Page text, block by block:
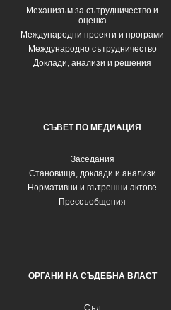
Механизъм за сътрудничество и
оценка
Международни проекти и програми
Международно сътрудничество
Доклади, анализи и решения
СЪВЕТ ПО МЕДИАЦИЯ
Заседания
Становища, доклади и анализи
Нормативни и вътрешни актове
Прессъобщения
ОРГАНИ НА СЪДЕБНА ВЛАСТ
Съд